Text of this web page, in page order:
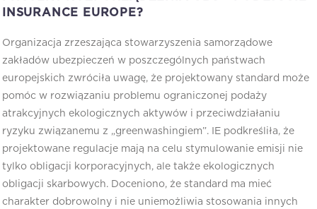
INSURANCE EUROPE?
Organizacja zrzeszająca stowarzyszenia samorządowe
zakładów ubezpieczeń w poszczególnych państwach
europejskich zwróciła uwagę, że projektowany standard może
pomóc w rozwiązaniu problemu ograniczonej podaży
atrakcyjnych ekologicznych aktywów i przeciwdziałaniu
ryzyku związanemu z „greenwashingiem”. IE podkreśliła, że
projektowane regulacje mają na celu stymulowanie emisji nie
tylko obligacji korporacyjnych, ale także ekologicznych
obligacji skarbowych. Doceniono, że standard ma mieć
charakter dobrowolny i nie uniemożliwia stosowania innych